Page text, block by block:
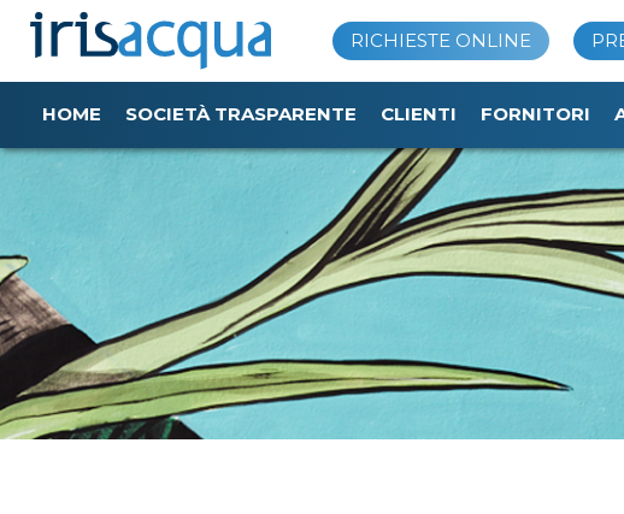
RICHIESTE ONLINE
HOME SOCIETÀ TRASPARENTE CLIENTI FORNITORI